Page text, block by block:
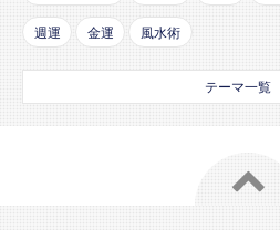
週運 金運 風水術
テーマ一覧